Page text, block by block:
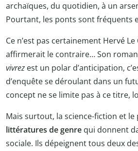
archaïques, du quotidien, à un
Pourtant, les ponts sont fréquents
Ce n’est pas certainement Hervé
affirmerait le contraire… Son roman
vivrez est un polar d’anticipation,
d’enquête se déroulant dans un
concept ne se limite pas à ce titre,
Mais surtout, la science-fiction et
littératures de genre qui donnent
sociale. Ils dépeignent tous deux